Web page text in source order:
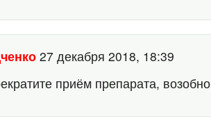
27 декабря 2018, 18:39
приём препарата,